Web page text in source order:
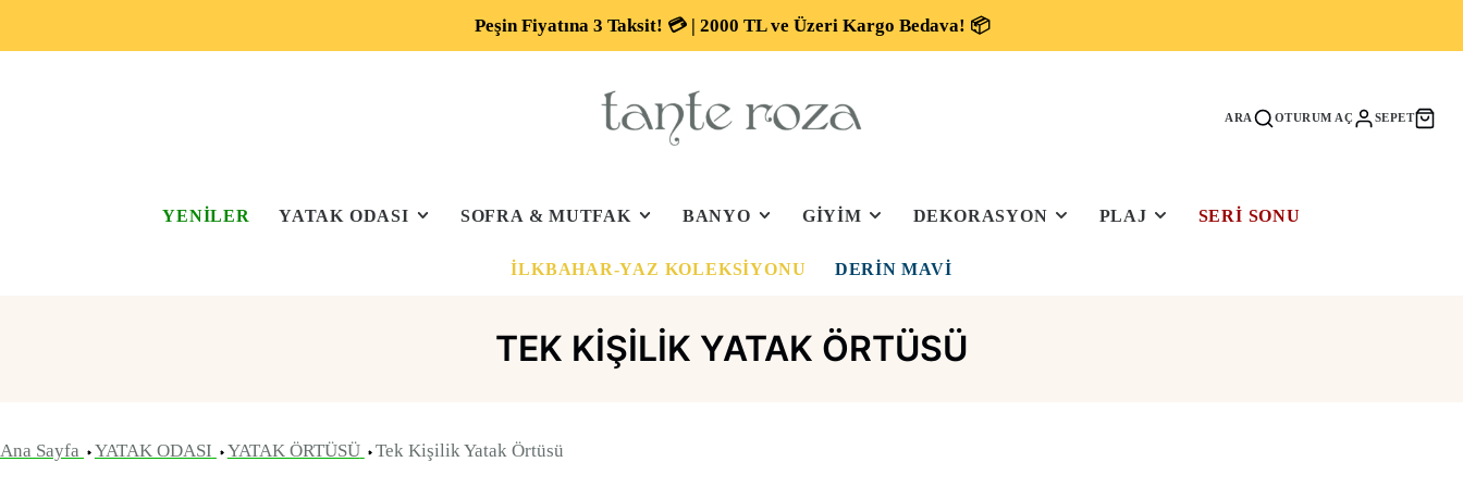
Peşin Fiyatına 3 Taksit! 💳 | 2000 TL ve Üzeri Kargo Bedava! 📦
ARA OTURUM AÇ SEPET
YENİLER YATAK ODASI SOFRA & MUTFAK BANYO GİYİM DEKORASYON PLAJ SERI SONU
İLKBAHAR-YAZ KOLEKSIYONU DERIN MAVI
TEK KIŞILIK YATAK ÖRTÜSÜ
Ana Sayfa YATAK ODASI YATAK ÖRTÜSÜ Tek Kişilik Yatak Örtüsü